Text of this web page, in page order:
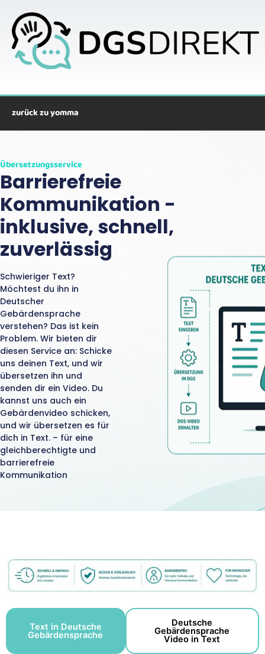
Inhalt
springen
zurück zu yomma
Übersetzungsservice
Barrierefreie
Kommunikation -
inklusive, schnell,
zuverlässig
Schwieriger Text?
Möchtest du ihn in
Deutscher
Gebärdensprache
verstehen? Das ist kein
Problem. Wir bieten dir
diesen Service an: Schicke
uns deinen Text, und wir
übersetzen ihn und
senden dir ein Video. Du
kannst uns auch ein
Gebärdenvideo schicken,
und wir übersetzen es für
dich in Text. – für eine
gleichberechtigte und
barrierefreie
Kommunikation
Text in Deutsche
Gebärdensprache
Deutsche
Gebärdensprache
Video in Text